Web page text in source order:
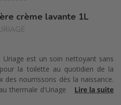
crème lavante 1L
Uriage est un soin nettoyant sans
la toilette au quotidien de la
des nourrissons dès la naissance.
thermale d'Uriage et d'Edelweiss
Lire la suite